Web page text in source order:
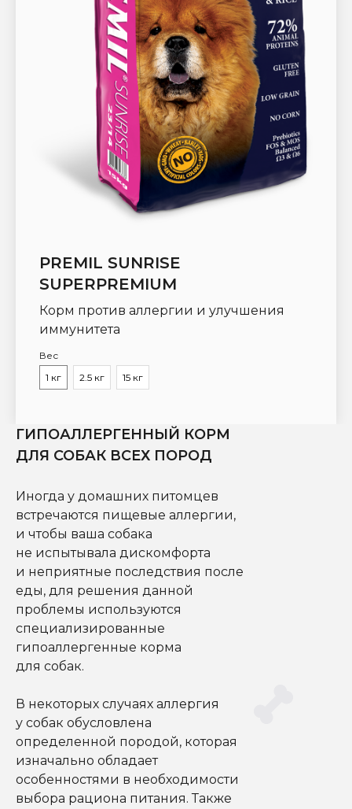
PREMIL SUNRISE
SUPERPREMIUM
Корм против аллергии и улучшения
иммунитета
Вес
1 кг
2.5 кг 15 кг
ГИПОАЛЛЕРГЕННЫЙ КОРМ
ДЛЯ СОБАК ВСЕХ ПОРОД
Иногда у домашних питомцев
встречаются пищевые аллергии,
и чтобы ваша собака
не испытывала дискомфорта
и неприятные последствия после
еды, для решения данной
проблемы используются
специализированные
гипоаллергенные корма
для собак.
В некоторых случаях аллергия
у собак обусловлена
определенной породой, которая
изначально обладает
особенностями в необходимости
выбора рациона питания. Также